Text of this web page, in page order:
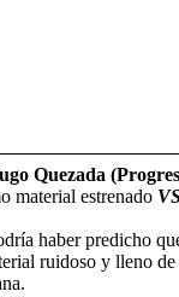
Quezada
material estrenado
haber predicho
ruidoso y lleno